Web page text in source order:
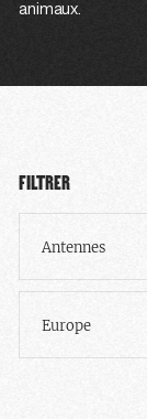
animaux.
FILTRER
Antennes
Europe